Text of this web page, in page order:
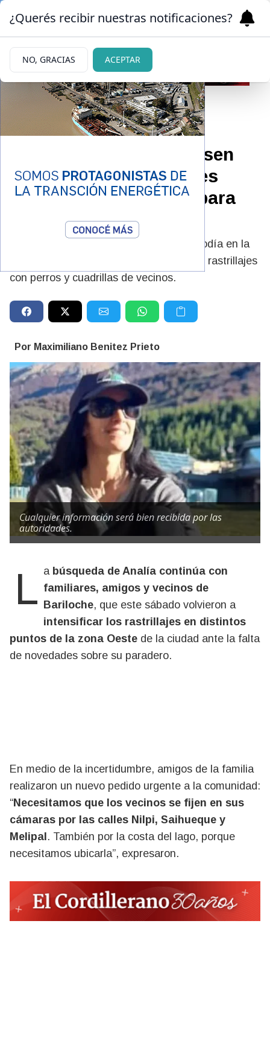
“Necesitamos que revisen
las cámaras”: familiares
intensifican el pedido para
encontrar a Analía
La mujer desapareció el viernes al mediodía en la
zona Oeste de Bariloche y continúan los rastrillajes
con perros y cuadrillas de vecinos.
Por Maximiliano Benitez Prieto
Cualquier información será bien recibida por las
autoridades.
La búsqueda de Analía continúa con
familiares, amigos y vecinos de
Bariloche, que este sábado volvieron a
intensificar los rastrillajes en distintos
puntos de la zona Oeste de la ciudad ante la falta
de novedades sobre su paradero.
En medio de la incertidumbre, amigos de la familia
realizaron un nuevo pedido urgente a la comunidad:
“Necesitamos que los vecinos se fijen en sus
cámaras por las calles Nilpi, Saihueque y
Melipal . También por la costa del lago, porque
necesitamos ubicarla”, expresaron.
¿Querés recibir nuestras notificaciones?
NO, GRACIAS ACEPTAR